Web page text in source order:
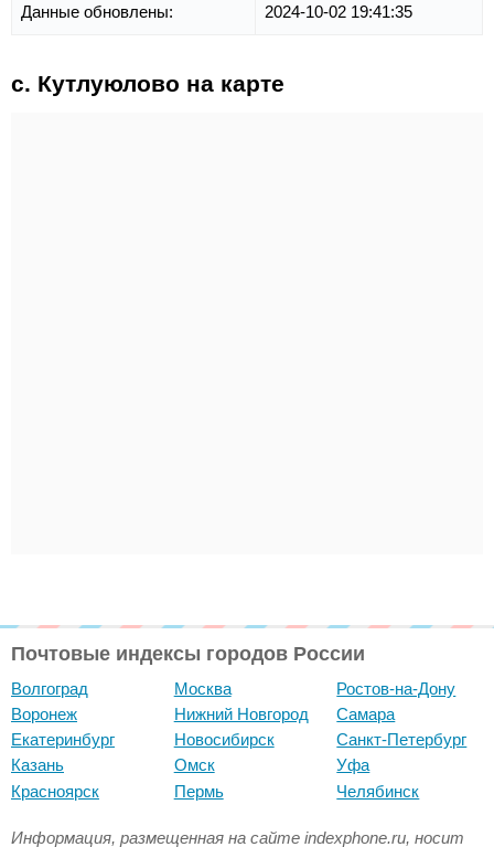
Данные обновлены: 2024-10-02 19:41:35
с. Кутлуюлово на карте
Почтовые индексы городов России
Волгоград
Воронеж
Екатеринбург
Казань
Красноярск
Москва
Нижний Новгород
Новосибирск
Омск
Пермь
Ростов-на-Дону
Самара
Санкт-Петербург
Уфа
Челябинск
Информация, размещенная на сайте indexphone.ru, носит